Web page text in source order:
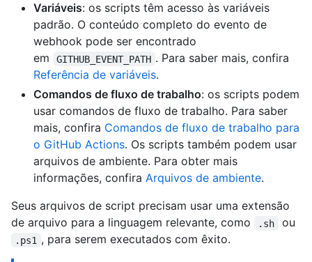
Variáveis: os scripts têm acesso às variáveis
padrão. O conteúdo completo do evento de
webhook pode ser encontrado
em
GITHUB_EVENT_PATH . Para saber mais, confira
Referência de variáveis.
Comandos de fluxo de trabalho: os scripts podem
usar comandos de fluxo de trabalho. Para saber
mais, confira Comandos de fluxo de trabalho para
o GitHub Actions. Os scripts também podem usar
arquivos de ambiente. Para obter mais
informações, confira Arquivos de ambiente.
Seus arquivos de script precisam usar uma extensão
de arquivo para a linguagem relevante, como
.sh ou
.ps1 , para serem executados com êxito.